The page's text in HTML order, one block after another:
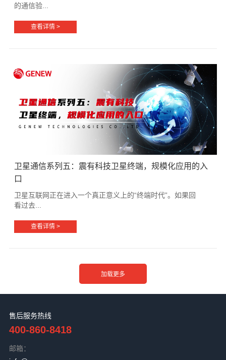
的通信验...
查看详情 >
卫星通信系列五：震有科技卫星终端，规模化应用的入
口
卫星互联网正在进入一个真正意义上的“终端时代”。如果回
看过去...
查看详情 >
售后服务热线
400-860-8418
邮箱：